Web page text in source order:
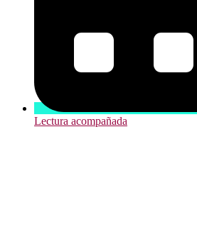
Lectura acompañada